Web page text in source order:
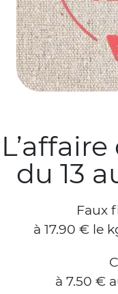
du 13
Faux
à 17.90 € le
à 7.50 €